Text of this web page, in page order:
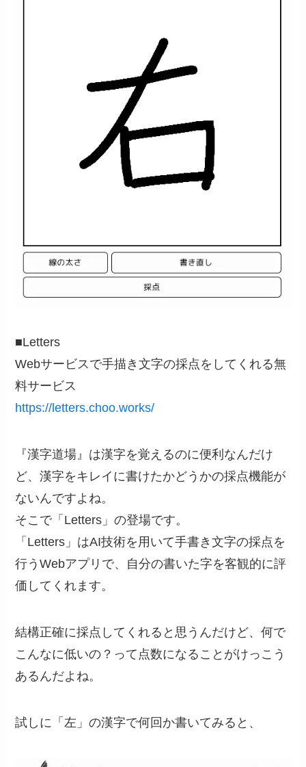
■Letters
Webサービスで手描き文字の採点をしてくれる無
料サービス
https://letters.choo.works/
『漢字道場』は漢字を覚えるのに便利なんだけ
ど、漢字をキレイに書けたかどうかの採点機能が
ないんですよね。
そこで「Letters」の登場です。
「Letters」はAI技術を用いて手書き文字の採点を
行うWebアプリで、自分の書いた字を客観的に評
価してくれます。
結構正確に採点してくれると思うんだけど、何で
こんなに低いの？って点数になることがけっこう
あるんだよね。
試しに「左」の漢字で何回か書いてみると、